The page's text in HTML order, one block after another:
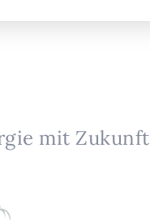
mit Zukunft